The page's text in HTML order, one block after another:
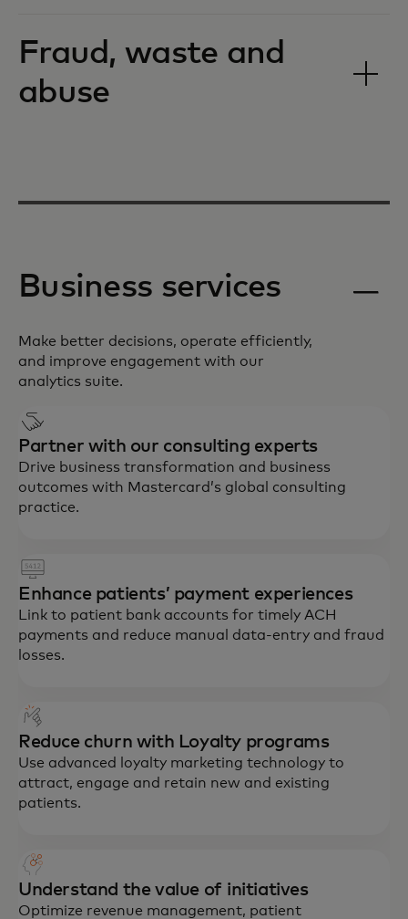
Fraud, waste and
abuse
Business services
Make better decisions, operate efficiently,
and improve engagement with our
analytics suite.
Partner with our consulting experts
Drive business transformation and business
outcomes with Mastercard’s global consulting
practice.
Enhance patients’ payment experiences
Link to patient bank accounts for timely ACH
payments and reduce manual data-entry and fraud
losses.
Reduce churn with Loyalty programs
Use advanced loyalty marketing technology to
attract, engage and retain new and existing
patients.
Understand the value of initiatives
Optimize revenue management, patient